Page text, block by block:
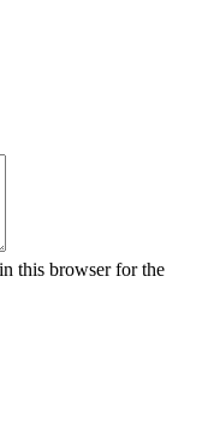
this browser for the